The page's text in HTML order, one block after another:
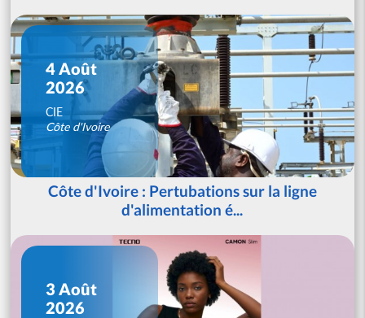
4 Août
2026
CIE
Côte d'Ivoire
Côte d'Ivoire : Pertubations sur la ligne
d'alimentation é...
3 Août
2026